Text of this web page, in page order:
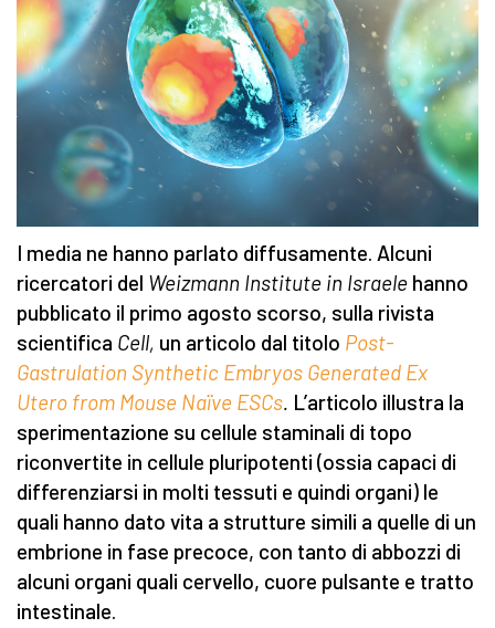
I media ne hanno parlato diffusamente. Alcuni
ricercatori del Weizmann Institute in Israele hanno
pubblicato il primo agosto scorso, sulla rivista
scientifica Cell, un articolo dal titolo Post-
Gastrulation Synthetic Embryos Generated Ex
Utero from Mouse Naïve ESCs. L’articolo illustra la
sperimentazione su cellule staminali di topo
riconvertite in cellule pluripotenti (ossia capaci di
differenziarsi in molti tessuti e quindi organi) le
quali hanno dato vita a strutture simili a quelle di un
embrione in fase precoce, con tanto di abbozzi di
alcuni organi quali cervello, cuore pulsante e tratto
intestinale.